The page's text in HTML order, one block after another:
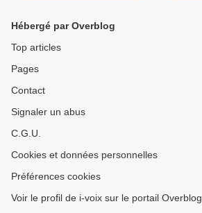
Hébergé par Overblog
Top articles
Pages
Contact
Signaler un abus
C.G.U.
Cookies et données personnelles
Préférences cookies
Voir le profil de i-voix sur le portail Overblog